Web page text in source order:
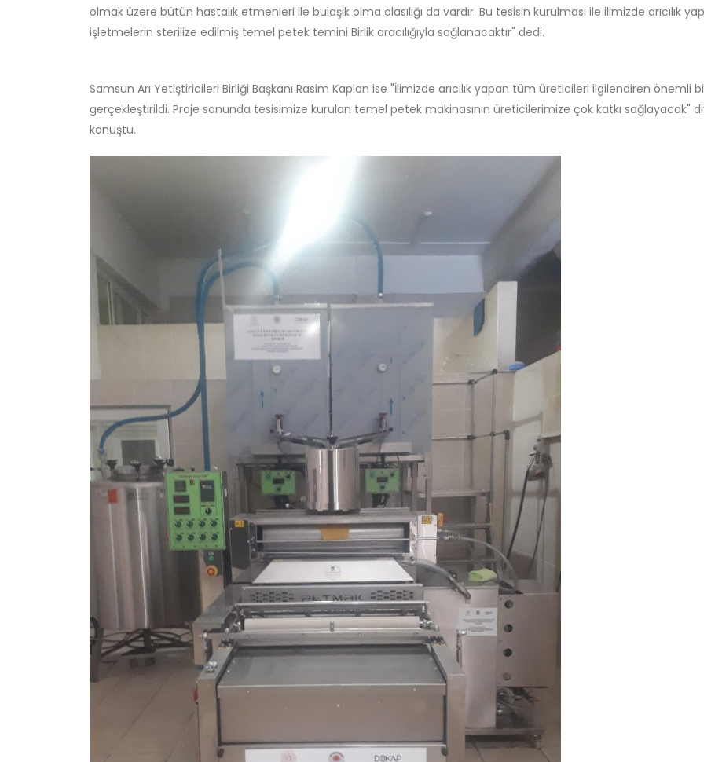
olmak üzere bütün hastalık etmenleri ile bulaşık olma olasılığı da vardır. Bu tesisin kurulması ile ilimizde arıcılık
işletmelerin sterilize edilmiş temel petek temini Birlik aracılığıyla sağlanacaktır" dedi.
Samsun Arı Yetiştiricileri Birliği Başkanı Rasim Kaplan ise "İlimizde arıcılık yapan tüm üreticileri ilgilendiren önemli
gerçekleştirildi. Proje sonunda tesisimize kurulan temel petek makinasının üreticilerimize çok katkı sağlayacak"
konuştu.